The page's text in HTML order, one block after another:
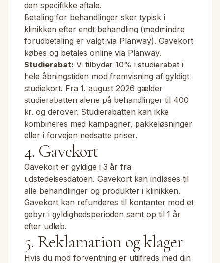
den specifikke aftale.
Betaling for behandlinger sker typisk i
klinikken efter endt behandling (medmindre
forudbetaling er valgt via Planway). Gavekort
købes og betales online via Planway.
Studierabat: Vi tilbyder 10% i studierabat i
hele åbningstiden mod fremvisning af gyldigt
studiekort. Fra 1. august 2026 gælder
studierabatten alene på behandlinger til 400
kr. og derover. Studierabatten kan ikke
kombineres med kampagner, pakkeløsninger
eller i forvejen nedsatte priser.
4. Gavekort
Gavekort er gyldige i 3 år fra
udstedelsesdatoen. Gavekort kan indløses til
alle behandlinger og produkter i klinikken.
Gavekort kan refunderes til kontanter mod et
gebyr i gyldighedsperioden samt op til 1 år
efter udløb.
5. Reklamation og klager
Hvis du mod forventning er utilfreds med din